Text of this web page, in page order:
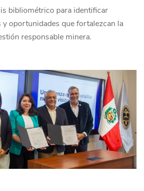
bibliométrico para identificar
y oportunidades que fortalezcan la
responsable minera.